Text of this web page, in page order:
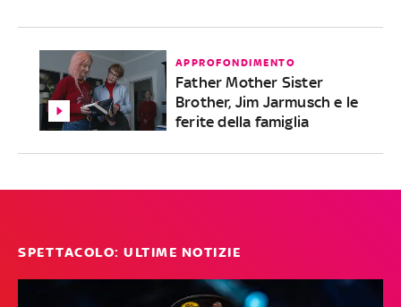
APPROFONDIMENTO
Father Mother Sister
Brother, Jim Jarmusch e le
ferite della famiglia
SPETTACOLO: ULTIME NOTIZIE